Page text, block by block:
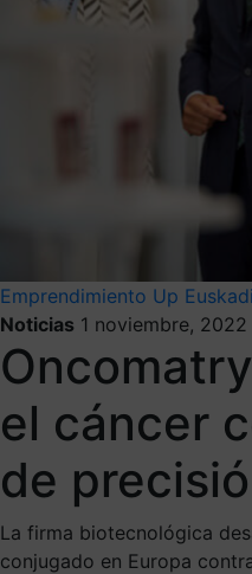
Emprendimiento Up Euskadi
Noticias 1 noviembre, 2022
el cáncer
de
La firma biotecnológica
conjugado en Europa